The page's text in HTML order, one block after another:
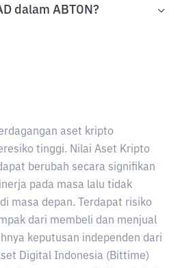
dalam ABTON?
aset kripto
tinggi. Nilai Aset Kripto
berubah secara signifikan
pada masa lalu tidak
masa depan. Terdapat risiko
dari membeli dan menjual
keputusan independen dari
Digital Indonesia (Bittime)